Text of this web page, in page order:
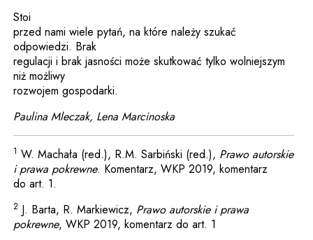
Stoi
przed nami wiele pytań, na które należy szukać
odpowiedzi. Brak
regulacji i brak jasności może skutkować tylko wolniejszym
niż możliwy
rozwojem gospodarki.
Paulina Mleczak, Lena Marcinoska
1 W. Machała (red.), R.M. Sarbiński (red.), Prawo autorskie
i prawa pokrewne. Komentarz, WKP 2019, komentarz
do art. 1.
2 J. Barta, R. Markiewicz, Prawo autorskie i prawa
pokrewne, WKP 2019, komentarz do art. 1